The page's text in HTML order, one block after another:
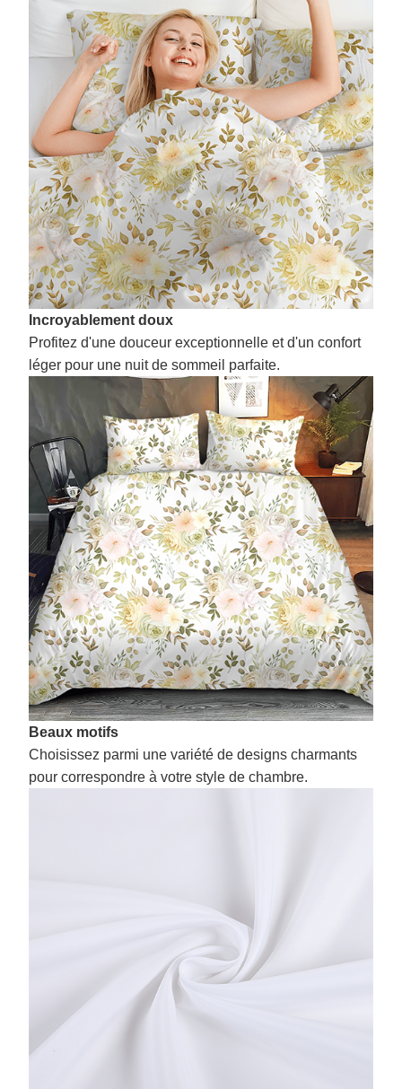
Incroyablement doux
Profitez d'une douceur exceptionnelle et d'un confort
léger pour une nuit de sommeil parfaite.
Beaux motifs
Choisissez parmi une variété de designs charmants
pour correspondre à votre style de chambre.